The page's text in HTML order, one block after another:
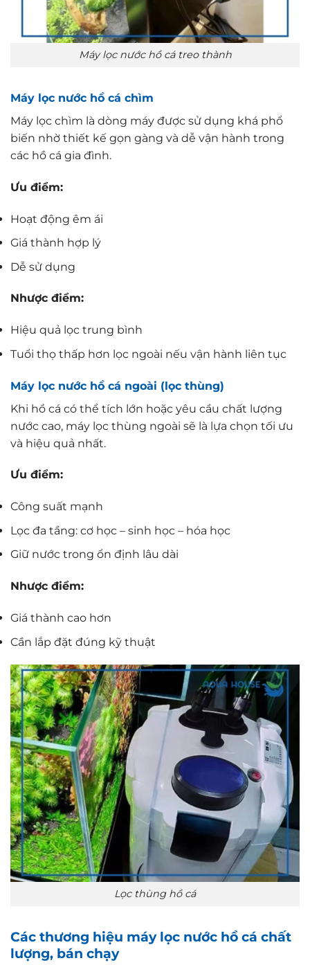
Máy lọc nước hồ cá treo thành
Máy lọc nước hồ cá chìm
Máy lọc chìm là dòng máy được sử dụng khá phổ
biến nhờ thiết kế gọn gàng và dễ vận hành trong
các hồ cá gia đình.
Ưu điểm:
Hoạt động êm ái
Giá thành hợp lý
Dễ sử dụng
Nhược điểm:
Hiệu quả lọc trung bình
Tuổi thọ thấp hơn lọc ngoài nếu vận hành liên tục
Máy lọc nước hồ cá ngoài (lọc thùng)
Khi hồ cá có thể tích lớn hoặc yêu cầu chất lượng
nước cao, máy lọc thùng ngoài sẽ là lựa chọn tối ưu
và hiệu quả nhất.
Ưu điểm:
Công suất mạnh
Lọc đa tầng: cơ học – sinh học – hóa học
Giữ nước trong ổn định lâu dài
Nhược điểm:
Giá thành cao hơn
Cần lắp đặt đúng kỹ thuật
Lọc thùng hồ cá
Các thương hiệu máy lọc nước hồ cá chất
lượng, bán chạy